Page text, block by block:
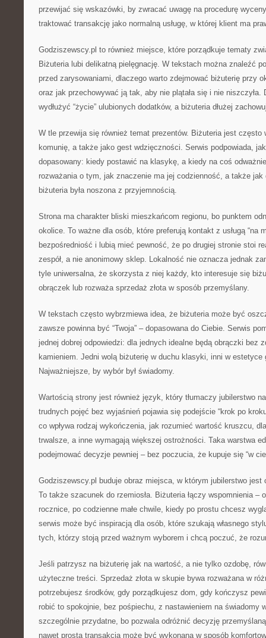
przewijać się wskazówki, by zwracać uwagę na procedurę
traktować transakcję jako normalną usługę, w której klient ma
Godziszewscy.pl to również miejsce, które porządkuje tematy
Biżuteria lubi delikatną pielęgnację. W tekstach można znaleźć
przed zarysowaniami, dlaczego warto zdejmować biżuterię przy
oraz jak przechowywać ją tak, aby nie plątała się i nie
wydłużyć “życie” ulubionych dodatków, a biżuteria dłużej
W tle przewija się również temat prezentów. Biżuteria jest często
komunię, a także jako gest wdzięczności. Serwis podpowiada,
dopasowany: kiedy postawić na klasykę, a kiedy na coś
rozważania o tym, jak znaczenie ma jej codzienność, a także
biżuteria była noszona z przyjemnością.
Strona ma charakter bliski mieszkańcom regionu, bo punktem
okolice. To ważne dla osób, które preferują kontakt z usługą “na
bezpośredniość i lubią mieć pewność, że po drugiej stronie stoi
zespół, a nie anonimowy sklep. Lokalność nie oznacza jednak
tyle uniwersalna, że skorzysta z niej każdy, kto interesuje się
obrączek lub rozważa sprzedaż złota w sposób przemyślany.
W tekstach często wybrzmiewa idea, że biżuteria może być
zawsze powinna być “Twoja” – dopasowana do Ciebie. Serwis
jednej dobrej odpowiedzi: dla jednych idealne będą obrączki bez
kamieniem. Jedni wolą biżuterię w duchu klasyki, inni w estetyce
Najważniejsze, by wybór był świadomy.
Wartością strony jest również język, który tłumaczy jubilerstwo
trudnych pojęć bez wyjaśnień pojawia się podejście “krok po
co wpływa rodzaj wykończenia, jak rozumieć wartość kruszcu,
trwalsze, a inne wymagają większej ostrożności. Taka warstwa
podejmować decyzje pewniej – bez poczucia, że kupuje się “w
Godziszewscy.pl buduje obraz miejsca, w którym jubilerstwo
To także szacunek do rzemiosła. Biżuteria łączy wspomnienia –
rocznice, po codzienne małe chwile, kiedy po prostu chcesz
serwis może być inspiracją dla osób, które szukają własnego
tych, którzy stoją przed ważnym wyborem i chcą poczuć, że
Jeśli patrzysz na biżuterię jak na wartość, a nie tylko ozdobę,
użyteczne treści. Sprzedaż złota w skupie bywa rozważana w
potrzebujesz środków, gdy porządkujesz dom, gdy kończysz
robić to spokojnie, bez pośpiechu, z nastawieniem na świadomy
szczególnie przydatne, bo pozwala odróżnić decyzję
nawet prosta transakcja może być wykonana w sposób